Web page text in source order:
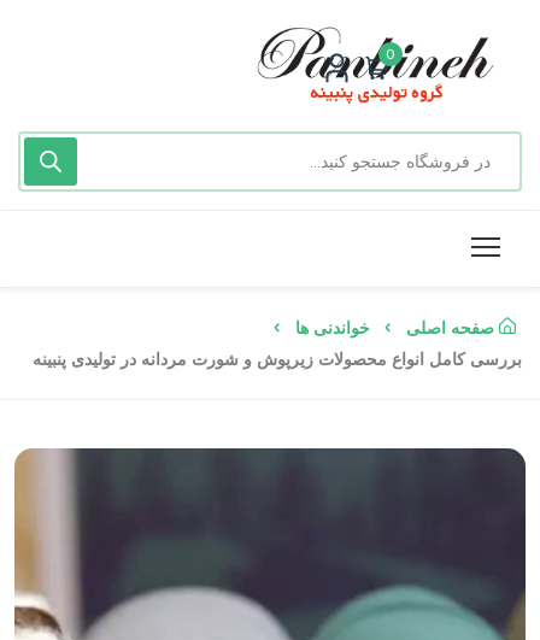
0
صفحه اصلی
خواندنی ها
بررسی کامل انواع محصولات زیرپوش و شورت مردانه در تولیدی پنبینه